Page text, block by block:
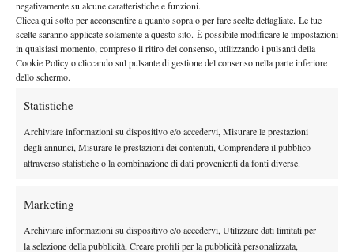
negativamente su alcune caratteristiche e funzioni.
Clicca qui sotto per acconsentire a quanto sopra o per fare scelte dettagliate. Le tue
scelte saranno applicate solamente a questo sito. È possibile modificare le impostazioni
in qualsiasi momento, compreso il ritiro del consenso, utilizzando i pulsanti della
Cookie Policy o cliccando sul pulsante di gestione del consenso nella parte inferiore
dello schermo.
Statistiche
Archiviare informazioni su dispositivo e/o accedervi, Misurare le prestazioni
degli annunci, Misurare le prestazioni dei contenuti, Comprendere il pubblico
attraverso statistiche o la combinazione di dati provenienti da fonti diverse.
Marketing
Archiviare informazioni su dispositivo e/o accedervi, Utilizzare dati limitati per
la selezione della pubblicità, Creare profili per la pubblicità personalizzata,
Prestazione davvero eccellente per il classe 2000 Gabriele
Bosioin quel di Kramfors, con l’azzurro che è riuscito a superare
agevolmente le prime fasi del torneo, sconfiggendo tra gli altri lo
statunitensenumero 8 del seeding Jack Pulliamper 6-2 6-1 nel
di serieKristofer Siimar
da incorniciare. Un’altra grande prestazione è giunta in
semifinale contro il fortenumero 4 danese Patrick Kristensen
con Bosio che si è imposto per 7-6(7) 4-6 7-5 dopo un match
finale: nonostante fosse acceduto al main draw grazie ad una
wild card,è stato il russo Timofey Skatov, classe 2001, ad
affrontare e battere Bosio in finale, confermando quanto di